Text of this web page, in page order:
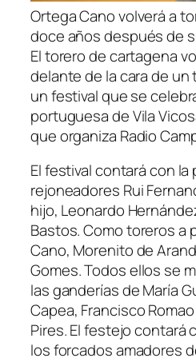
Ortega Cano volverá a
doce años después de
El torero de cartagena
delante de la cara de
un festival que se
portuguesa de Vila
que organiza Radio
El festival contará con
rejoneadores Rui
hijo, Leonardo
Bastos. Como toreros a
Cano, Morenito de
Gomes. Todos ellos se
las ganderías de María
Capea, Francisco
Pires. El festejo contará
los forcados amadores